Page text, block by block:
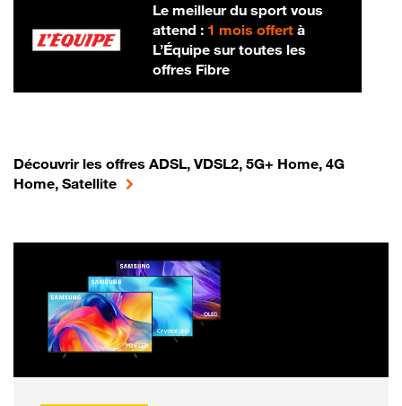
Le meilleur du sport vous
attend : 1 mois offertà
L’Équipe sur toutes les
offres Fibre
Découvrir les offres ADSL, VDSL2, 5G+ Home, 4G
Home, Satellite